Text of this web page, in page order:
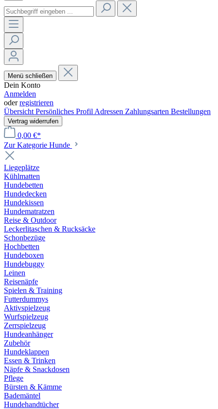
Menü schließen
Dein Konto
Anmelden
oderregistrieren
Übersicht Persönliches Profil Adressen Zahlungsarten Bestellungen
Vertrag widerrufen
0,00 €*
Zur Kategorie Hunde
Liegeplätze
Kühlmatten
Hundebetten
Hundedecken
Hundekissen
Hundematratzen
Reise & Outdoor
Leckerlitaschen & Rucksäcke
Schonbezüge
Hochbetten
Hundeboxen
Hundebuggy
Leinen
Reisenäpfe
Spielen & Training
Futterdummys
Aktivspielzeug
Wurfspielzeug
Zerrspielzeug
Hundeanhänger
Zubehör
Hundeklappen
Essen & Trinken
Näpfe & Snackdosen
Pflege
Bürsten & Kämme
Bademäntel
Hundehandtücher